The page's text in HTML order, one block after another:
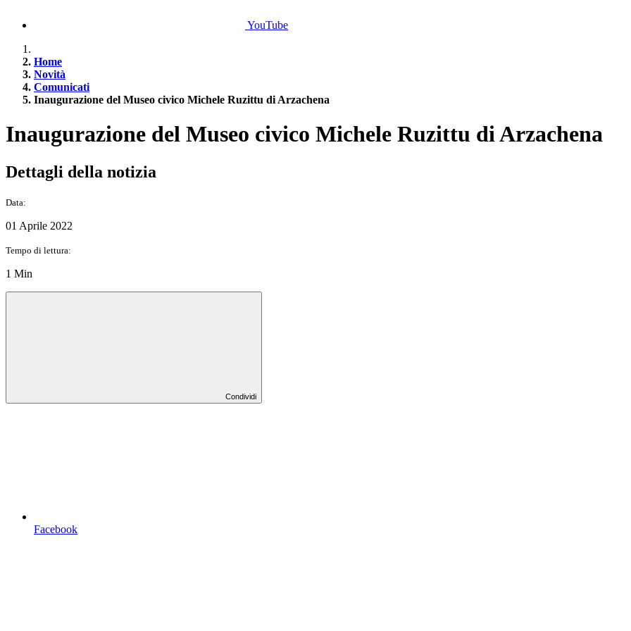
YouTube
Home
Novità
Comunicati
Inaugurazione del Museo civico Michele Ruzittu di Arzachena
Inaugurazione del Museo civico Michele Ruzittu di Arzachena
Dettagli della notizia
Data:
01 Aprile 2022
Tempo di lettura:
1 Min
Condividi
Facebook